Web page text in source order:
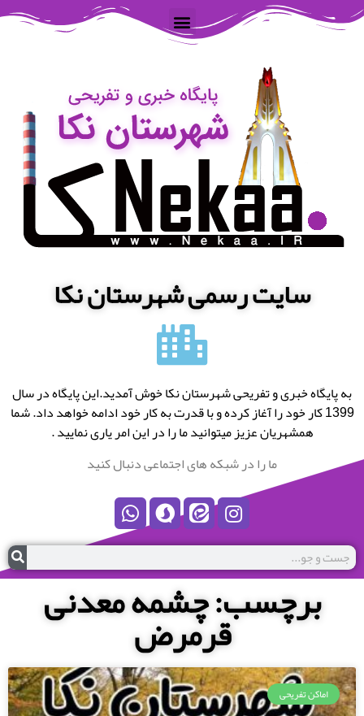
سایت رسمی شهرستان نکا
به پایگاه خبری و تفریحی شهرستان نکا خوش آمدید.این پایگاه در سال
1399 کار خود را آغاز کرده و با قدرت به کار خود ادامه خواهد داد. شما
همشهریان عزیز میتوانید ما را در این امر یاری نمایید .
ما را در شبکه های اجتماعی دنبال کنید
برچسب: چشمه معدنی
قرمرض
اماکن تفریحی